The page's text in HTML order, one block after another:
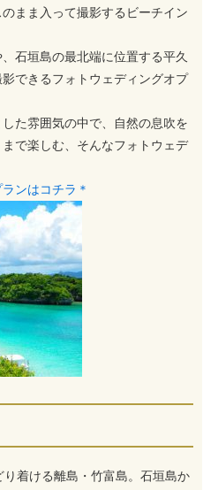
まま入って撮影するビーチイン
石垣島の最北端に位置する平久
できるフォトウェディングオプ
た雰囲気の中で、自然の息吹を
で楽しむ、そんなフォトウェデ
ンはコチラ＊
着ける離島・竹富島。石垣島か